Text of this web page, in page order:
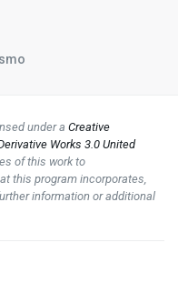
under a Creative
Works 3.0 United
of this work to
this program incorporates,
information or additional